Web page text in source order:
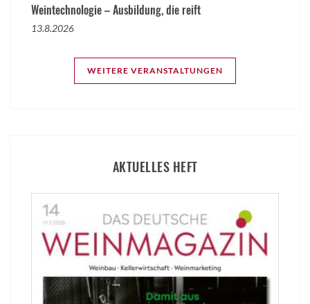
Weintechnologie – Ausbildung, die reift
13.8.2026
WEITERE VERANSTALTUNGEN
AKTUELLES HEFT